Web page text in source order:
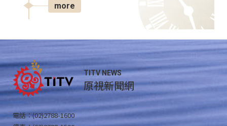
more
TITV NEWS
原視新聞網
電話：(02)2788-1600